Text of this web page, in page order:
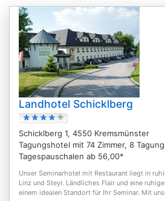
Landhotel Schicklberg
Schicklberg 1, 4550 Kremsmünster
Tagungshotel mit 74 Zimmer, 8
Tagespauschalen ab 56,00*
Unser Seminarhotel mit Restaurant liegt in
Linz und Steyr. Ländliches Flair und eine
einem idealen Standort für Ihr Seminar. Mit